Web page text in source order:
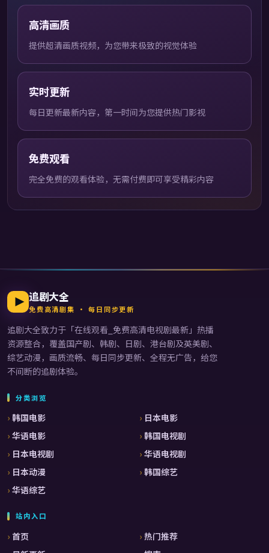
高清画质
提供超清画质视频，为您带来极致的视觉体验
实时更新
每日更新最新内容，第一时间为您提供热门影视
免费观看
完全免费的观看体验，无需付费即可享受精彩内容
追剧大全
免费高清剧集 · 每日同步更新
追剧大全致力于「在线观看_免费高清电视剧最新 」热播
资源整合，覆盖国产剧、韩剧、日剧、港台剧及英美剧、
综艺动漫，画质流畅、每日同步更新、全程无广告，给您
不间断的追剧体验。
分类浏览
韩国电影
日本电影
华语电影
韩国电视剧
日本电视剧
华语电视剧
日本动漫
韩国综艺
华语综艺
站内入口
首页
热门推荐